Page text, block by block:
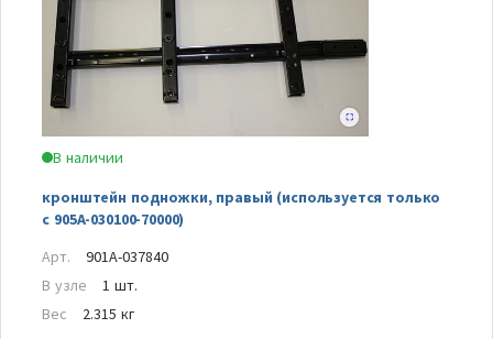
В наличии
кронштейн подножки, правый (используется только
с 905A-030100-70000)
Арт.
901A-037840
В узле
1 шт.
Вес
2.315 кг